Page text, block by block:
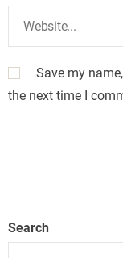
Save my
the next time I
Search